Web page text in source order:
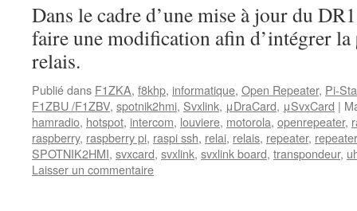
Dans le cadre d’une mise à jour du
faire une modification afin d’intégrer la
relais.
Publié dans F1ZKA, f8khp, informatique, Open Repeater, Pi-
F1ZBU /F1ZBV, spotnik2hmi, Svxlink, μDraCard, μSvxCard |
hamradio, hotspot, intercom, louviere, motorola, openrepeater,
raspberry, raspberry pi, raspi ssh, relai, relais, repeater,
SPOTNIK2HMI, svxcard, svxlink, svxlink board, transpondeur,
Laisser un commentaire